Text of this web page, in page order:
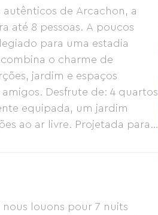
de Arcachon, a
até 8 pessoas. A poucos
para uma estadia
combina o charme de
jardim e espaços
Desfrute de: 4 quartos
equipada, um jardim
ao ar livre. Projetada para
louons pour 7 nuits